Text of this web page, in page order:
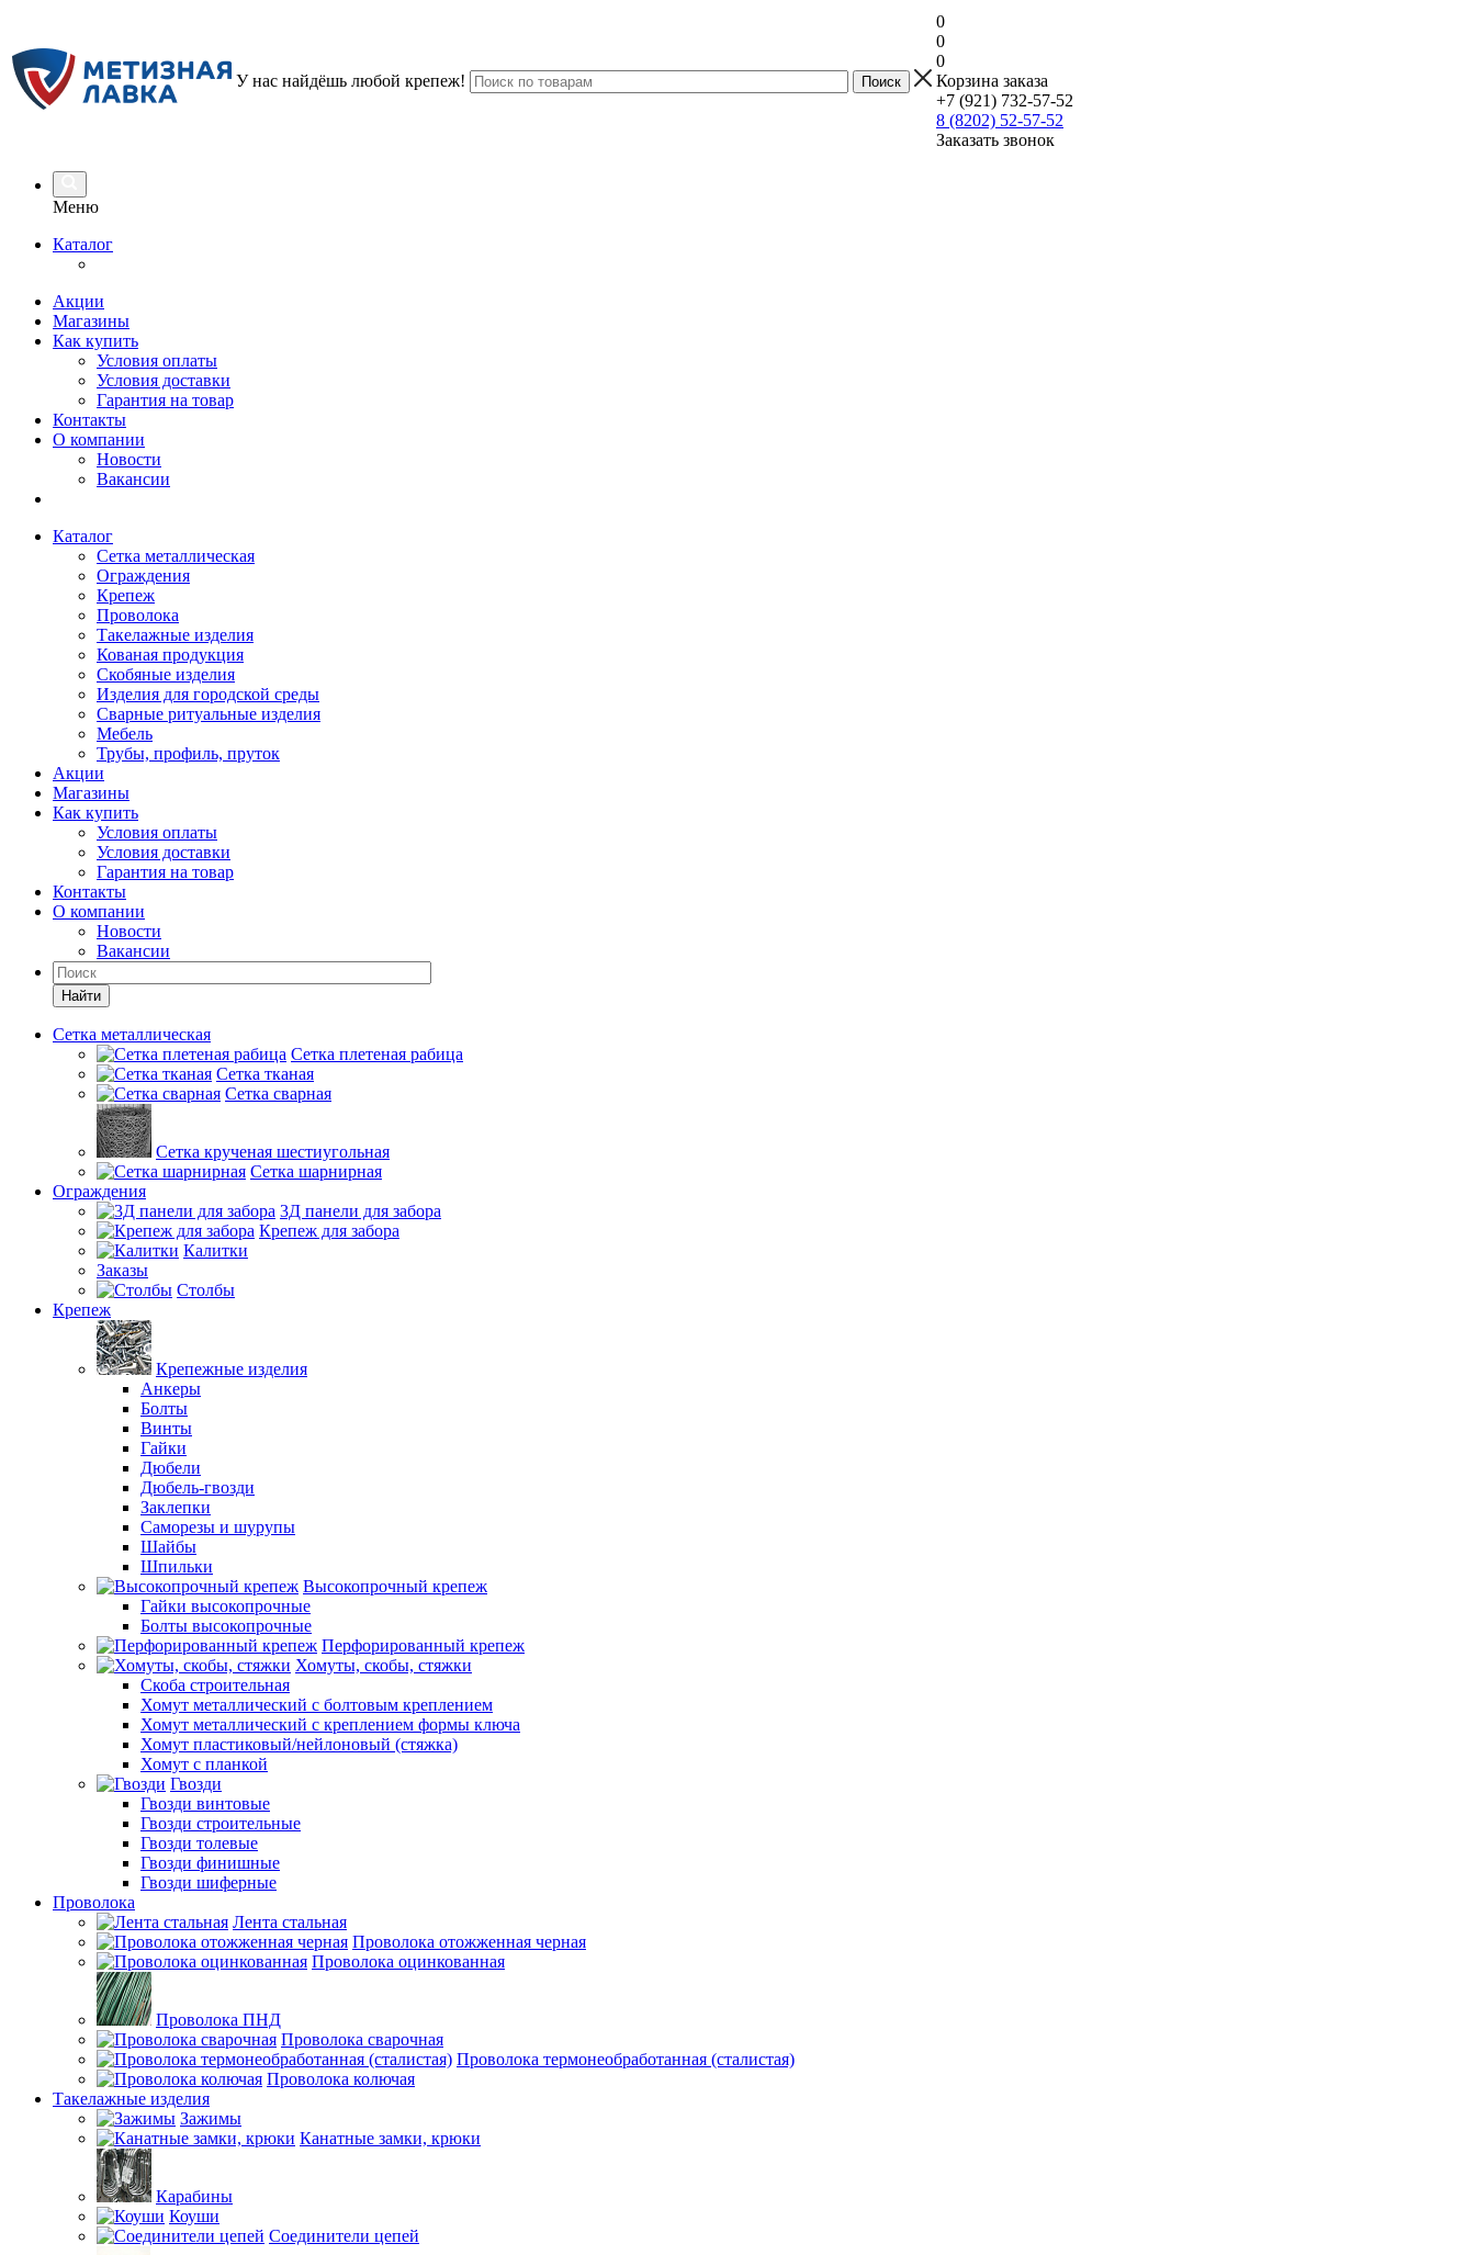
У нас найдёшь любой крепеж!
0
0
0
Корзина заказа
+7 (921) 732-57-52
8 (8202) 52-57-52
Заказать звонок
Меню
Каталог
Акции
Магазины
Как купить
Условия оплаты
Условия доставки
Гарантия на товар
Контакты
О компании
Новости
Вакансии
Каталог
Сетка металлическая
Ограждения
Крепеж
Проволока
Такелажные изделия
Кованая продукция
Скобяные изделия
Изделия для городской среды
Сварные ритуальные изделия
Мебель
Трубы, профиль, пруток
Акции
Магазины
Как купить
Условия оплаты
Условия доставки
Гарантия на товар
Контакты
О компании
Новости
Вакансии
Найти
Сетка металлическая
Сетка плетеная рабица
Сетка тканая
Сетка сварная
Сетка крученая шестиугольная
Сетка шарнирная
Ограждения
3Д панели для забора
Крепеж для забора
Калитки
Заказы
Столбы
Крепеж
Крепежные изделия
Анкеры
Болты
Винты
Гайки
Дюбели
Дюбель-гвозди
Заклепки
Саморезы и шурупы
Шайбы
Шпильки
Высокопрочный крепеж
Гайки высокопрочные
Болты высокопрочные
Перфорированный крепеж
Хомуты, скобы, стяжки
Скоба строительная
Хомут металлический с болтовым креплением
Хомут металлический с креплением формы ключа
Хомут пластиковый/нейлоновый (стяжка)
Хомут с планкой
Гвозди
Гвозди винтовые
Гвозди строительные
Гвозди толевые
Гвозди финишные
Гвозди шиферные
Проволока
Лента стальная
Проволока отожженная черная
Проволока оцинкованная
Проволока ПНД
Проволока сварочная
Проволока термонеобработанная (сталистая)
Проволока колючая
Такелажные изделия
Зажимы
Канатные замки, крюки
Карабины
Коуши
Соединители цепей